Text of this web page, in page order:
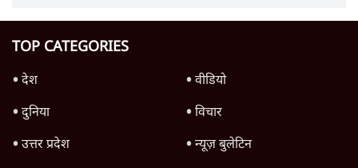
TOP CATEGORIES
देश
वीडियो
दुनिया
विचार
उत्तर प्रदेश
न्यूज़ बुलेटिन